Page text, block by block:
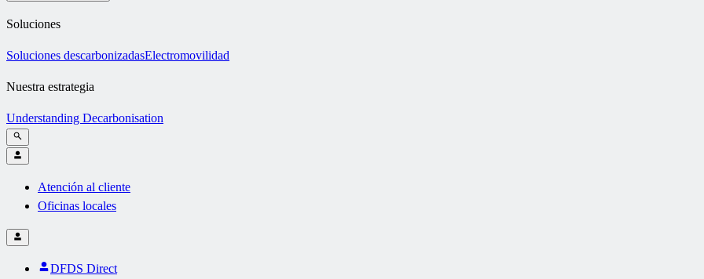
Soluciones
Soluciones descarbonizadasElectromovilidad
Nuestra estrategia
Understanding Decarbonisation
Atención al cliente
Oficinas locales
DFDS Direct